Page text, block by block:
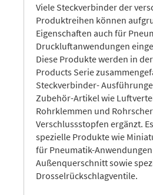
Viele Steckverbinder der
Produktreihen können
Eigenschaften auch für
Druckluftanwendungen
Diese Produkte werden in
Products Serie
Steckverbinder-
Zubehör-Artikel wie
Rohrklemmen und
Verschlussstopfen ergänzt.
spezielle Produkte wie
für Pneumatik-
Außenquerschnitt sowie
Drosselrückschlagventile.